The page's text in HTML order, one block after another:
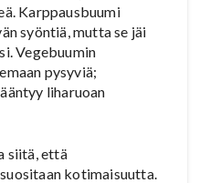
Karppausbuumi
syöntiä, mutta se jäi
Vegebuumin
pysyviä;
liharuoan
siitä, että
kotimaisuutta.